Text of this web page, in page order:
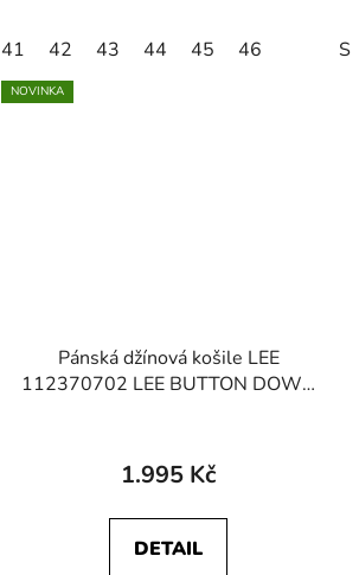
41 42 43 44 45 46 S
NOVINKA
Pánská džínová košile LEE
112370702 LEE BUTTON DOWN
1.995 Kč
DETAIL